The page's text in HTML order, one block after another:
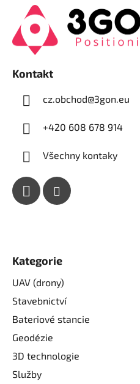
Kontakt
cz.obchod@3gon.eu
+420 608 678 914
Všechny kontaky
Kategorie
UAV (drony)
Stavebnictví
Bateriové stancie
Geodézie
3D technologie
Služby